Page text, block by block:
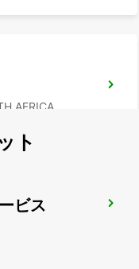
AFRICA
ト
ビス